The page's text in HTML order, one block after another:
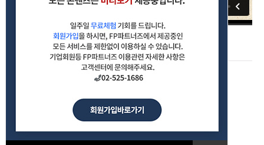
생명보험설계사 핵심특강 8강_제3보험